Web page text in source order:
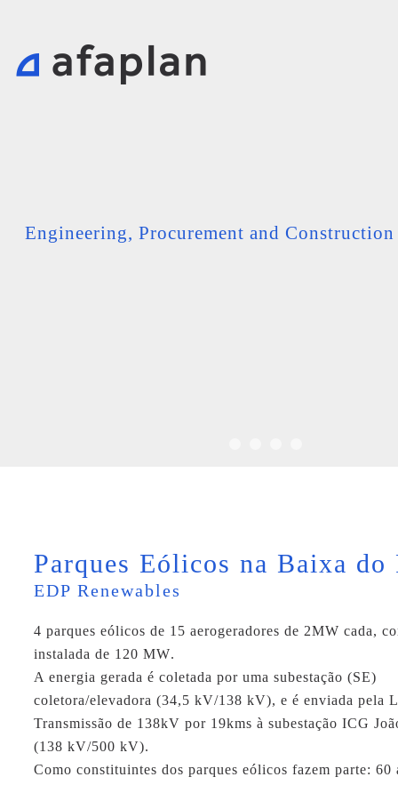
Engineering, Procurement and Construction
Parques Eólicos na Baixa do
EDP Renewables
4 parques eólicos de 15 aerogeradores de 2MW cada,
instalada de 120 MW.
A energia gerada é coletada por uma subestação (SE)
coletora/elevadora (34,5 kV/138 kV), e é enviada pela
Transmissão de 138kV por 19kms à subestação ICG
(138 kV/500 kV).
Como constituintes dos parques eólicos fazem parte: 60